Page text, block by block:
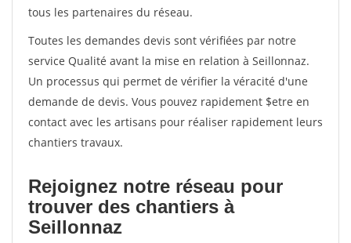
tous les partenaires du réseau.
Toutes les demandes devis sont vérifiées par notre
service Qualité avant la mise en relation à Seillonnaz.
Un processus qui permet de vérifier la véracité d'une
demande de devis. Vous pouvez rapidement $etre en
contact avec les artisans pour réaliser rapidement leurs
chantiers travaux.
Rejoignez notre réseau pour
trouver des chantiers à
Seillonnaz